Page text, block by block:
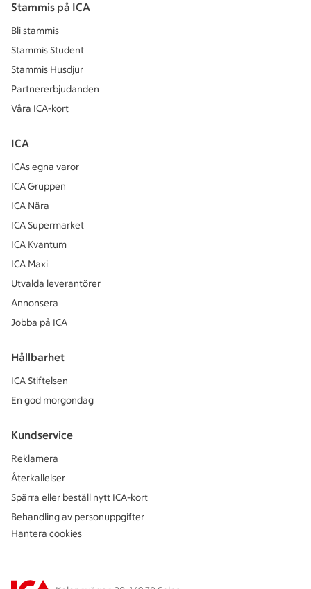
Stammis på ICA
Bli stammis
Stammis Student
Stammis Husdjur
Partnererbjudanden
Våra ICA-kort
ICA
ICAs egna varor
ICA Gruppen
ICA Nära
ICA Supermarket
ICA Kvantum
ICA Maxi
Utvalda leverantörer
Annonsera
Jobba på ICA
Hållbarhet
ICA Stiftelsen
En god morgondag
Kundservice
Reklamera
Återkallelser
Spärra eller beställ nytt ICA-kort
Behandling av personuppgifter
Hantera cookies